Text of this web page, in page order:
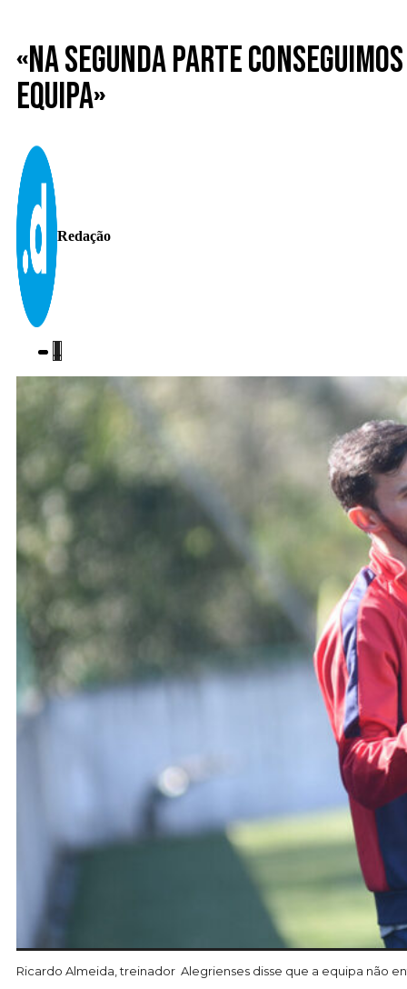
«Na segunda parte
equipa»
Redação
Ricardo Almeida, treinador Alegrienses disse que a equipa não